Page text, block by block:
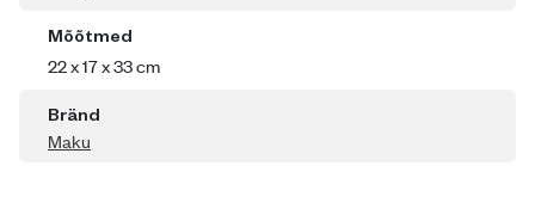
Mõõtmed
22 x 17 x 33 cm
Bränd
Maku